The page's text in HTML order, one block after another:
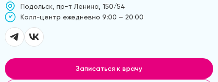
Подольск, пр-т Ленина, 150/54
Kолл-центр ежедневно 9:00 – 20:00
Записаться к врачу